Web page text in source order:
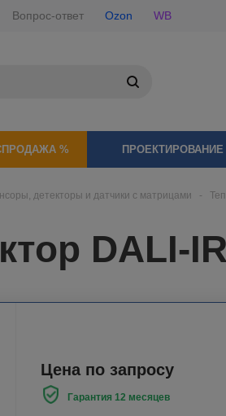
Вопрос-ответ Ozon WB
%
детекторы и датчики с матрицами -
DALI-
Цена по запросу
Гарантия 12 месяцев